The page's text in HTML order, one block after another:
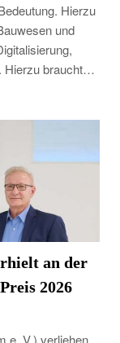
Hierzu
und
Hierzu braucht…
an der
2026
e. V.) verliehen